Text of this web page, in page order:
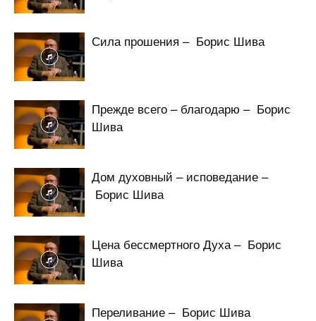
Сила прошения – Борис Шива
Прежде всего – благодарю – Борис
Шива
Дом духовный – исповедание –
Борис Шива
Цена бессмертного Духа – Борис
Шива
Переливание – Борис Шива